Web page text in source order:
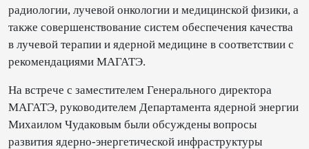
радиологии, лучевой онкологии и медицинской физики, а
также совершенствование систем обеспечения качества
в лучевой терапии и ядерной медицине в соответствии с
рекомендациями МАГАТЭ.
На встрече с заместителем Генерального директора
МАГАТЭ, руководителем Департамента ядерной энергии
Михаилом Чудаковым были обсуждены вопросы
развития ядерно-энергетической инфраструктуры